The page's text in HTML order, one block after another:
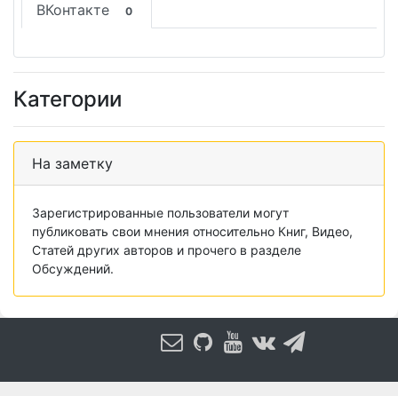
ВКонтакте 0
Категории
На заметку
Зарегистрированные пользователи могут
публиковать свои мнения относительно Книг, Видео,
Статей других авторов и прочего в разделе
Обсуждений.